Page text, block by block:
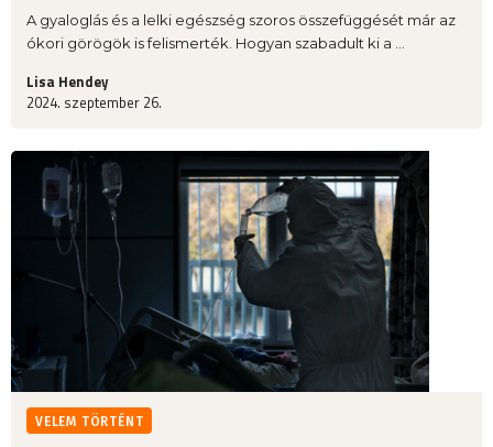
A gyaloglás és a lelki egészség szoros összefüggését már az
ókori görögök is felismerték. Hogyan szabadult ki a ...
Lisa Hendey
2024. szeptember 26.
VELEM TÖRTÉNT